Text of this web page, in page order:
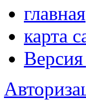
главная
карта